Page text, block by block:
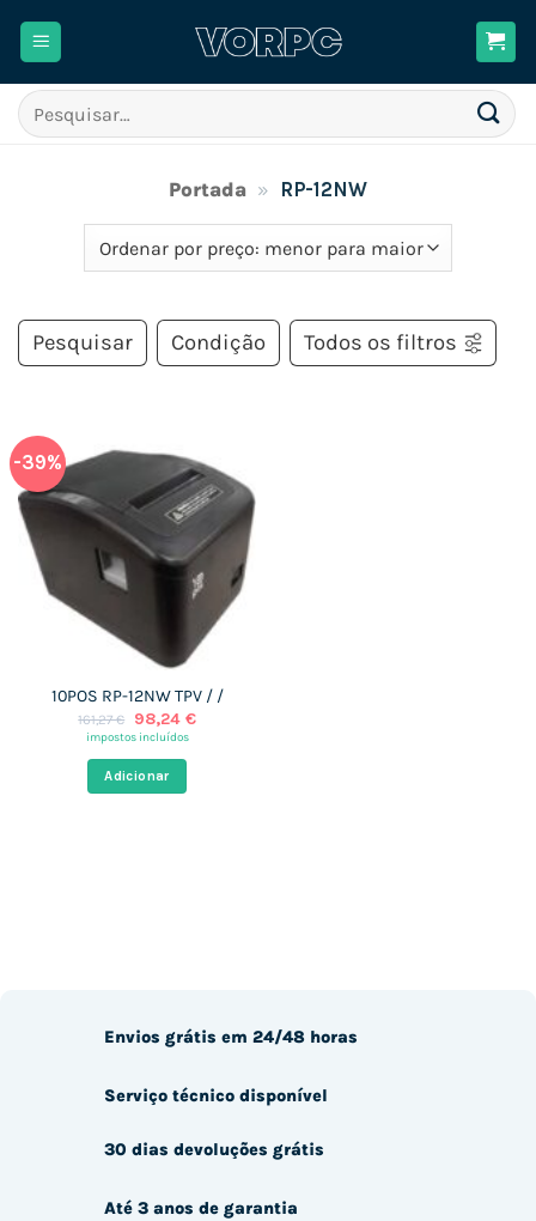
Pesquisar
por:
Portada » RP-12NW
Pesquisar Condição Todos os filtros
-39%
10POS RP-12NW TPV / /
161,27€
O
preço
era:
161,27 €.
98,24 €O
impostos incluídos
Adicionar
Envios grátis em 24/48 horas
Serviço técnico disponível
30 dias devoluções grátis
Até 3 anos de garantia